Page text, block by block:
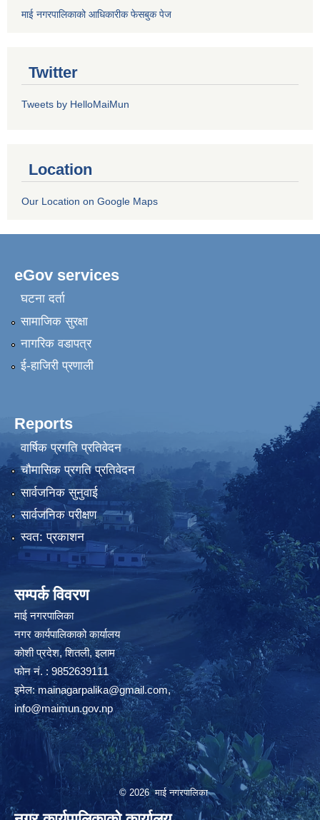
माई नगरपालिकाको आधिकारीक फेसबुक पेज
Twitter
Tweets by HelloMaiMun
Location
Our Location on Google Maps
eGov services
घटना दर्ता
सामाजिक सुरक्षा
नागरिक वडापत्र
ई-हाजिरी प्रणाली
Reports
वार्षिक प्रगति प्रतिवेदन
चौमासिक प्रगति प्रतिवेदन
सार्वजनिक सुनुवाई
सार्वजनिक परीक्षण
स्वत: प्रकाशन
सम्पर्क विवरण
माई नगरपालिका
नगर कार्यपालिकाको कार्यालय
कोशी प्रदेश, शितली, इलाम
फोन नं. : 9852639111
इमेल:mainagarpalika@gmail.com,
info@maimun.gov.np
© 2026 माई नगरपालिका